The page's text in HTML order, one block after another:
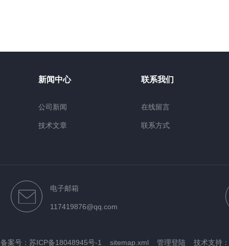
新闻中心
公司新闻
技术文章
联系我们
在线留言
联系方式
电子邮箱
117419876@qq.com
备案号：苏ICP备18048945号-1 sitemap.xml 管理登陆 技术支持：